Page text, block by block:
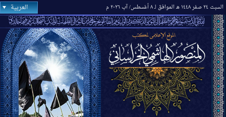
السبت ٢٤ صفر ١٤٤٨ هـ الموافق لـ ٨ أغسطس/ آب ٢٠٢٦ م العربية